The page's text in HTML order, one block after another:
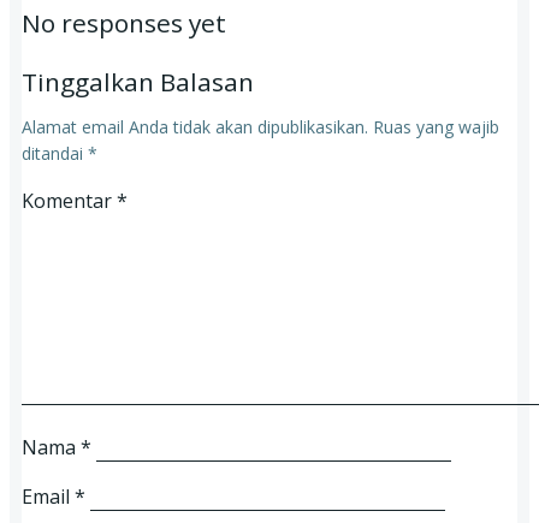
No responses yet
Tinggalkan Balasan
Alamat email Anda tidak akan dipublikasikan. Ruas yang wajib
ditandai *
Komentar*
Nama *
Email *